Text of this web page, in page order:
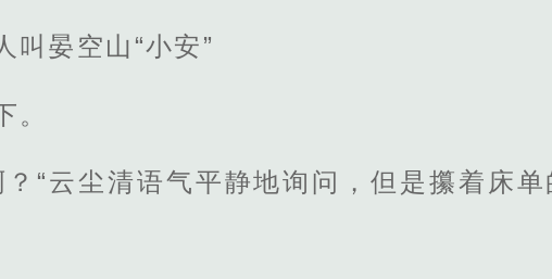
叫晏空山“小安”
。
“云尘清语气平静地询问，但是攥着床单